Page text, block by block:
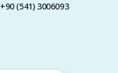
+90 (541) 3006093